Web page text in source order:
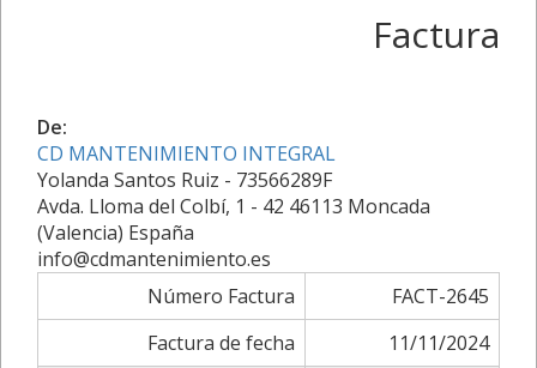
Factura
De:
CD MANTENIMIENTO INTEGRAL
Yolanda Santos Ruiz - 73566289F
Avda. Lloma del Colbí, 1 - 42 46113 Moncada
(Valencia) España
info@cdmantenimiento.es
Número Factura
FACT-2645
Factura de fecha
11/11/2024